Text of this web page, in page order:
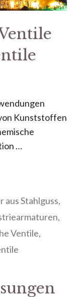
Kunststoffen
…
aus Stahlguss,
,
Ventile,